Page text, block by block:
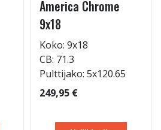
America Chrome
9x18
Koko: 9x18
CB: 71.3
Pulttijako: 5x120.65
249,95 €